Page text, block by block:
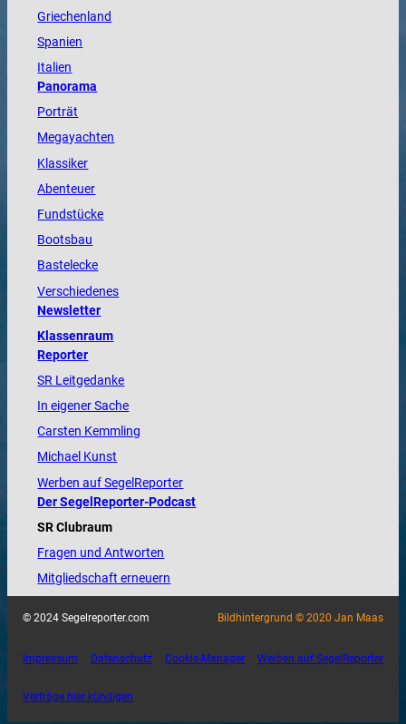
Griechenland
Spanien
Italien
Panorama
Porträt
Megayachten
Klassiker
Abenteuer
Fundstücke
Bootsbau
Bastelecke
Verschiedenes
Newsletter
Klassenraum
Reporter
SR Leitgedanke
In eigener Sache
Carsten Kemmling
Michael Kunst
Werben auf SegelReporter
Der SegelReporter-Podcast
SR Clubraum
Fragen und Antworten
Mitgliedschaft erneuern
© 2024 Segelreporter.com Bildhintergrund © 2020 Jan Maas
Impressum Datenschutz Cookie-Manager Werben auf SegelReporter
Verträge hier kündigen